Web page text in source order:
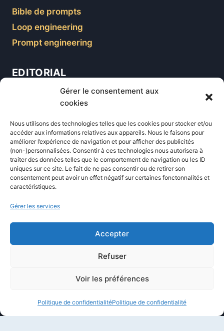
Gérer le consentement aux
cookies
Nous utilisons des technologies telles que les cookies pour stocker et/ou
accéder aux informations relatives aux appareils. Nous le faisons pour
améliorer l’expérience de navigation et pour afficher des publicités
(non-)personnalisées. Consentir à ces technologies nous autorisera à
traiter des données telles que le comportement de navigation ou les ID
uniques sur ce site. Le fait de ne pas consentir ou de retirer son
consentement peut avoir un effet négatif sur certaines fonctonnalités et
caractéristiques.
Gérer les services
Accepter
Refuser
Voir les préférences
Politique de confidentialitéPolitique de confidentialité
Bible de prompts
Loop engineering
Prompt engineering
EDITORIAL
Formations
Newsletter
Équipe éditoriale
Politique éditoriale
Méthodologie de test
Transparence et affiliation
CritiquePlus dans les médias
Contactez-nous
À propos de CritiquePlus